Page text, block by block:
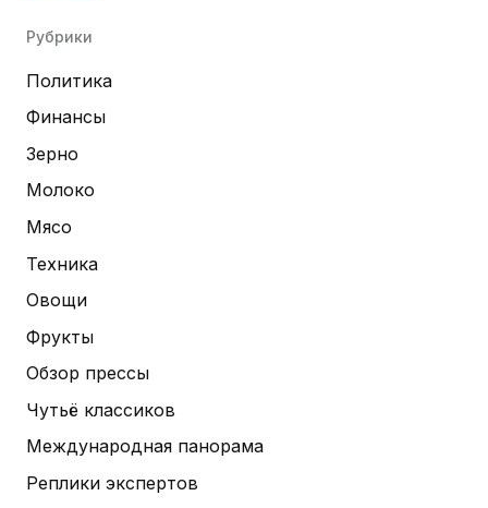
Рубрики
Политика
Финансы
Зерно
Молоко
Мясо
Техника
Овощи
Фрукты
Обзор прессы
Чутьё классиков
Международная панорама
Реплики экспертов